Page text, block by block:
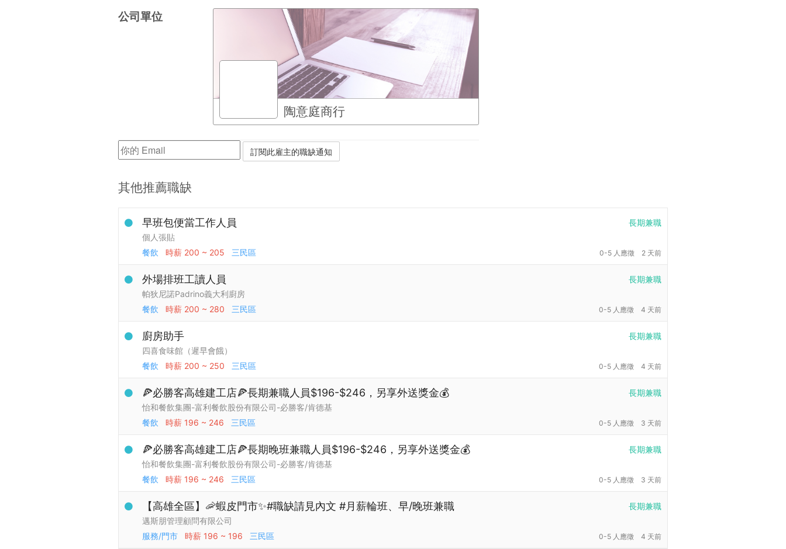
公司單位
陶意庭商行
其他推薦職缺
長期兼職
早班包便當工作人員
個人張貼
餐飲
時薪 200 ~ 205 三民區 0-5 人應徵 2 天前
長期兼職
外場排班工讀人員
帕狄尼諾Padrino義大利廚房
餐飲
時薪 200 ~ 280 三民區 0-5 人應徵 4 天前
長期兼職
廚房助手
四喜食味館（遲早會餓）
餐飲
時薪 200 ~ 250 三民區 0-5 人應徵 4 天前
長期兼職
🍕必勝客高雄建工店🍕長期兼職人員$196-$246，另享外送獎金💰
怡和餐飲集團-富利餐飲股份有限公司-必勝客/肯德基
餐飲
時薪 196 ~ 246 三民區 0-5 人應徵 3 天前
長期兼職
🍕必勝客高雄建工店🍕長期晚班兼職人員$196-$246，另享外送獎金💰
怡和餐飲集團-富利餐飲股份有限公司-必勝客/肯德基
餐飲
時薪 196 ~ 246 三民區 0-5 人應徵 3 天前
長期兼職
【高雄全區】🦐蝦皮門市✨#職缺請見內文 #月薪輪班、早/晚班兼職
邁斯朋管理顧問有限公司
服務/門市
時薪 196 ~ 196 三民區 0-5 人應徵 4 天前